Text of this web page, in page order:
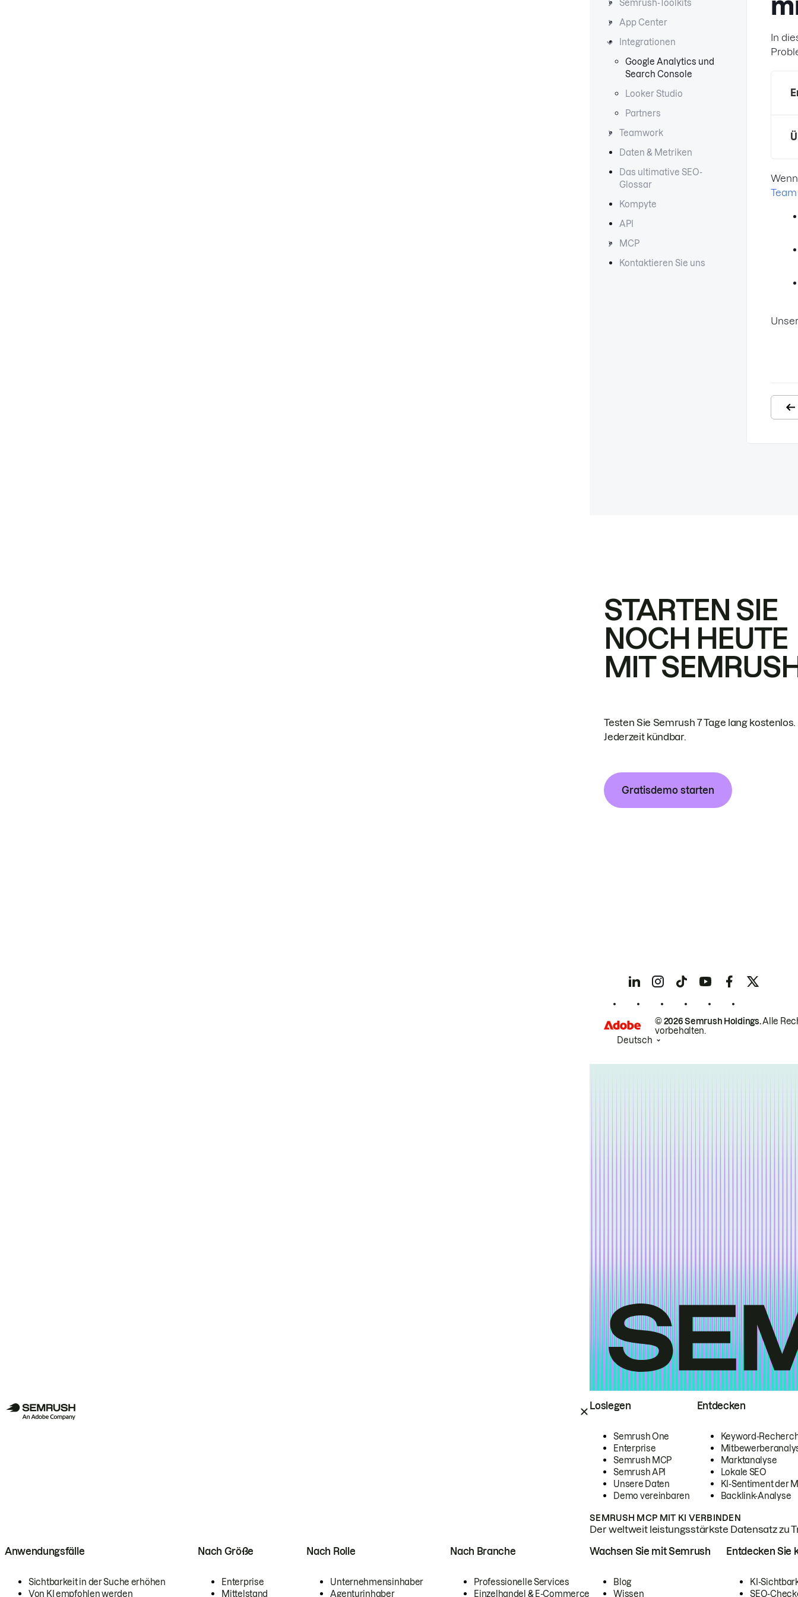
Loslegen
Semrush One
Enterprise
Semrush MCP
Semrush API
Unsere Daten
Demo vereinbaren
Entdecken
Keyword-
Marktanalyse
Lokale SEO
KI-Sentiment der
Backlink-Analyse
SEMRUSH MCP MIT KI VERBINDEN
Der weltweit leistungsstärkste Datensatz zu
Anwendungsfälle
Sichtbarkeit in der Suche erhöhen
Von KI empfohlen werden
Nach Größe
Enterprise
Mittelstand
Nach Rolle
Unternehmensinhaber
Agenturinhaber
Nach Branche
Professionelle Services
Einzelhandel & E-Commerce
Wachsen Sie mit Semrush
Blog
Wissen
Entdecken Sie
KI-
SEO-
Semrush-Toolkits
App Center
Integrationen
Google Analytics und
Search Console
Looker Studio
Partners
Teamwork
Daten & Metriken
Das ultimative SEO-
Glossar
Kompyte
API
MCP
Kontaktieren Sie uns
In
Team
STARTEN SIE
NOCH HEUTE
MIT
Testen Sie Semrush 7 Tage lang kostenlos.
Jederzeit kündbar.
Gratisdemo starten
© 2026 Semrush Holdings.Alle
vorbehalten.
Deutsch